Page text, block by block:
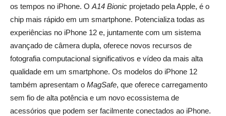
os tempos no iPhone. OA14 Bionic projetado pela Apple, é o
chip mais rápido em um smartphone. Potencializa todas as
experiências no iPhone 12 e, juntamente com um sistema
avançado de câmera dupla, oferece novos recursos de
fotografia computacional significativos e vídeo da mais alta
qualidade em um smartphone. Os modelos do iPhone 12
também apresentam o MagSafe, que oferece carregamento
sem fio de alta potência e um novo ecossistema de
acessórios que podem ser facilmente conectados ao iPhone.